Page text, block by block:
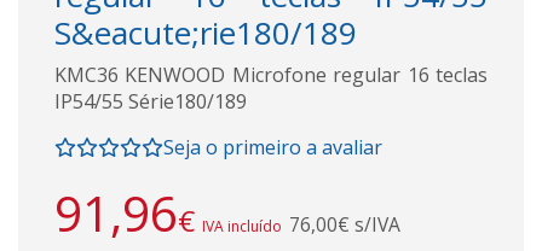
S&eacute;rie180/189
KMC36 KENWOOD Microfone regular 16 teclas
IP54/55 Série180/189
Seja o primeiro a avaliar
91,96€ IVA incluído 76,00€ s/IVA